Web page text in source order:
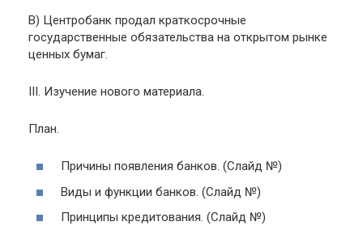
В) Центробанк продал краткосрочные
государственные обязательства на открытом рынке
ценных бумаг.
III. Изучение нового материала.
План.
Причины появления банков. (Слайд №)
Виды и функции банков. (Слайд №)
Принципы кредитования. (Слайд №)